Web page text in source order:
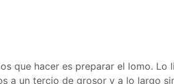
que hacer es preparar el lomo.
a un tercio de grosor y a lo largo